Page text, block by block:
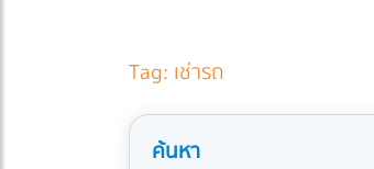
Tag: เช่ารถ
ค้นหา